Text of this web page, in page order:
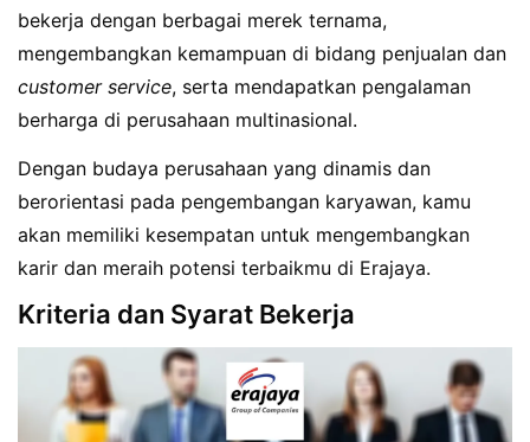
bekerja dengan berbagai merek ternama,
mengembangkan kemampuan di bidang penjualan dan
customer service, serta mendapatkan pengalaman
berharga di perusahaan multinasional.
Dengan budaya perusahaan yang dinamis dan
berorientasi pada pengembangan karyawan, kamu
akan memiliki kesempatan untuk mengembangkan
karir dan meraih potensi terbaikmu di Erajaya.
Kriteria dan Syarat Bekerja